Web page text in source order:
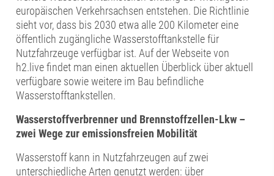
europäischen Verkehrsachsen entstehen. Die Richtlinie
sieht vor, dass bis 2030 etwa alle 200 Kilometer eine
öffentlich zugängliche Wasserstofftankstelle für
Nutzfahrzeuge verfügbar ist. Auf der Webseite von
h2.live findet man einen aktuellen Überblick über aktuell
verfügbare sowie weitere im Bau befindliche
Wasserstofftankstellen.
Wasserstoffverbrenner und Brennstoffzellen-Lkw –
zwei Wege zur emissionsfreien Mobilität
Wasserstoff kann in Nutzfahrzeugen auf zwei
unterschiedliche Arten genutzt werden: über